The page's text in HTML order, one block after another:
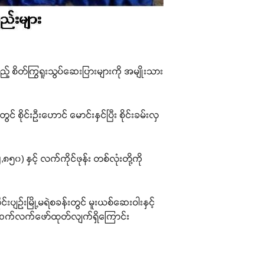
တ်ကြွရူးသွပ်ဆေးပြားများကို အမျိုးသား
င်းဦးဟောင် မောင်းနှင်ပြီး စိုင်းခမ်းလှ
၂,၈၅၀) နှင့် လက်ကိုင်ဖုန်း တစ်လုံးတို့ကို
ျဉ်းမြို့မရဲစခန်းတွင် မူးယစ်ဆေးဝါးနှင့်
ဆက်လက်ဖော်ထုတ်လျက်ရှိကြောင်း